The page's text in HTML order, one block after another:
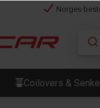
Norges
Coilovers &